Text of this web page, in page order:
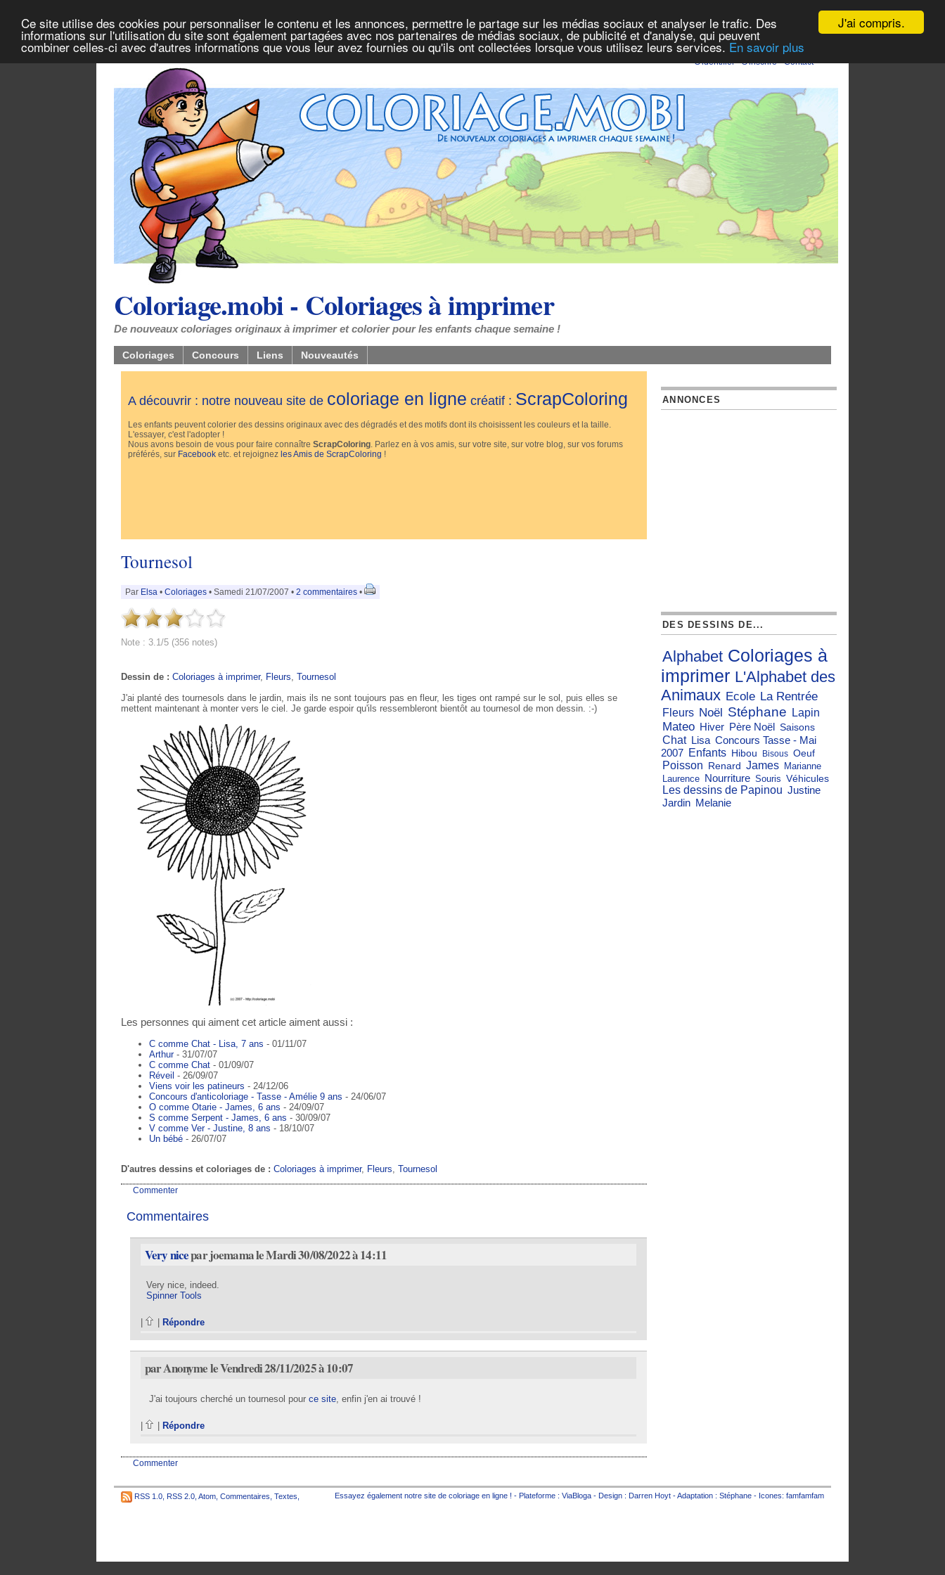
J'ai compris.
Ce site utilise des cookies pour personnaliser le contenu et les annonces, permettre le partage sur les médias sociaux et analyser le trafic. Des
informations sur l'utilisation du site sont également partagées avec nos partenaires de médias sociaux, de publicité et d'analyse, qui peuvent
combiner celles-ci avec d'autres informations que vous leur avez fournies ou qu'ils ont collectées lorsque vous utilisez leurs services. En savoir plus
S'identifier -S'inscrire -Contact
Coloriage.mobi - Coloriages à imprimer
De nouveaux coloriages originaux à imprimer et colorier pour les enfants chaque semaine !
Coloriages Concours Liens Nouveautés
A découvrir : notre nouveau site de coloriage en ligne créatif : ScrapColoring
Les enfants peuvent colorier des dessins originaux avec des dégradés et des motifs dont ils choisissent les couleurs et la taille.
L'essayer, c'est l'adopter !
Nous avons besoin de vous pour faire connaître ScrapColoring . Parlez en à vos amis, sur votre site, sur votre blog, sur vos forums
préférés, sur Facebook etc. et rejoignez les Amis de ScrapColoring !
Tournesol
Par Elsa • Coloriages • Samedi 21/07/2007 • 2 commentaires •
Note : 3.1/5 (356 notes)
Dessin de : Coloriages à imprimer, Fleurs Tournesol
J'ai planté des tournesols dans le jardin, mais ils ne sont toujours pas en fleur, les tiges ont rampé sur le sol, puis elles se
mettent maintenant à monter vers le ciel. Je garde espoir qu'ils ressembleront bientôt au tournesol de mon dessin. :-)
Les personnes qui aiment cet article aiment aussi :
C comme Chat - Lisa, 7 ans - 01/11/07
Arthur- 31/07/07
C comme Chat - 01/09/07
Réveil - 26/09/07
Viens voir les patineurs - 24/12/06
Concours d'anticoloriage - Tasse - Amélie 9 ans - 24/06/07
O comme Otarie - James, 6 ans - 24/09/07
S comme Serpent - James, 6 ans - 30/09/07
V comme Ver - Justine, 8 ans - 18/10/07
Un bébé - 26/07/07
D'autres dessins et coloriages de : Coloriages à imprimer, Fleurs Tournesol
Commenter
Commentaires
Very nicepar joemama le Mardi 30/08/2022 à 14:11
Very nice, indeed.
Spinner Tools
Répondre
par Anonyme le Vendredi 28/11/2025 à 10:07
J'ai toujours cherché un tournesol pour ce site, enfin j'en ai trouvé !
| | Répondre
Commenter
ANNONCES
DES DESSINS DE...
Alphabet Coloriages à
imprimer L'Alphabet des
Animaux Ecole La Rentrée
Fleurs Noël Stéphane Lapin
Mateo Hiver Père Noël Saisons
Chat Lisa Concours Tasse - Mai
2007 Enfants Hibou Bisous Oeuf
Poisson Renard James Marianne
Laurence Nourriture Souris Véhicules
Les dessins de Papinou Justine
Jardin Melanie
RSS 1.0 RSS 2.0 Atom Commentaires Textes Essayez également notre site de coloriage en ligne ! - Plateforme : ViaBloga - Design : Darren Hoyt - Adaptation : Stéphane - Icones: famfamfam